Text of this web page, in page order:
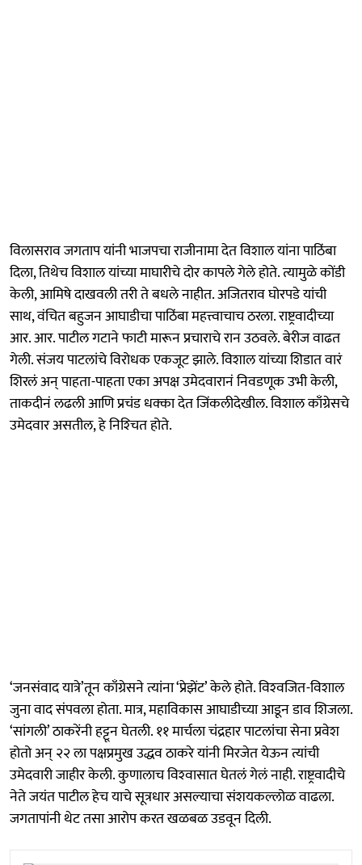
विलासराव जगताप यांनी भाजपचा राजीनामा देत विशाल यांना पाठिंबा
दिला, तिथेच विशाल यांच्या माघारीचे दोर कापले गेले होते. त्यामुळे कोंडी
केली, आमिषे दाखवली तरी ते बधले नाहीत. अजितराव घोरपडे यांची
साथ, वंचित बहुजन आघाडीचा पाठिंबा महत्त्वाचाच ठरला. राष्ट्रवादीच्या
आर. आर. पाटील गटाने फाटी मारून प्रचाराचे रान उठवले. बेरीज वाढत
गेली. संजय पाटलांचे विरोधक एकजूट झाले. विशाल यांच्या शिडात वारं
शिरलं अन् पाहता-पाहता एका अपक्ष उमेदवारानं निवडणूक उभी केली,
ताकदीनं लढली आणि प्रचंड धक्का देत जिंकलीदेखील. विशाल काँग्रेसचे
उमेदवार असतील, हे निश्‍चित होते.
‘जनसंवाद यात्रे’तून काँग्रेसने त्यांना ‘प्रेझेंट’ केले होते. विश्‍वजित-विशाल
जुना वाद संपवला होता. मात्र, महाविकास आघाडीच्या आडून डाव शिजला.
‘सांगली’ ठाकरेंनी हट्टून घेतली. ११ मार्चला चंद्रहार पाटलांचा सेना प्रवेश
होतो अन् २२ ला पक्षप्रमुख उद्धव ठाकरे यांनी मिरजेत येऊन त्यांची
उमेदवारी जाहीर केली. कुणालाच विश्‍वासात घेतलं गेलं नाही. राष्ट्रवादीचे
नेते जयंत पाटील हेच याचे सूत्रधार असल्याचा संशयकल्लोळ वाढला.
जगतापांनी थेट तसा आरोप करत खळबळ उडवून दिली.